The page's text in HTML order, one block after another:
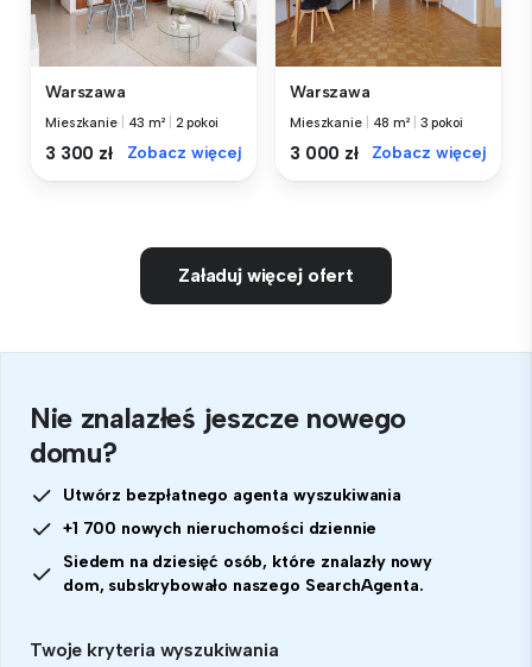
Warszawa
Mieszkanie 43 m² 2 pokoi
3 300 zł Zobacz więcej
Warszawa
Mieszkanie 48 m² 3 pokoi
3 000 zł Zobacz więcej
Załaduj więcej ofert
Nie znalazłeś jeszcze nowego
domu?
Utwórz bezpłatnego agenta wyszukiwania
+1 700 nowych nieruchomości dziennie
Siedem na dziesięć osób, które znalazły nowy
dom, subskrybowało naszego SearchAgenta.
Twoje kryteria wyszukiwania